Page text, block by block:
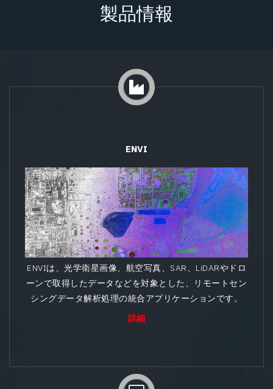
製品情報
ENVI
ENVIは、光学衛星画像、航空写真、SAR、LiDARやドロ
ーンで取得したデータなどを対象とした、リモートセン
シングデータ解析処理の統合アプリケーションです。
詳細